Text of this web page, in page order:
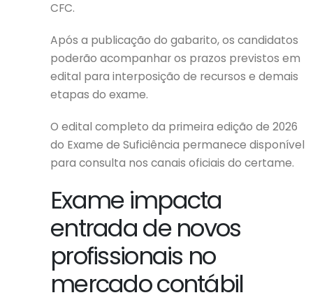
CFC.
Após a publicação do gabarito, os candidatos
poderão acompanhar os prazos previstos em
edital para interposição de recursos e demais
etapas do exame.
O edital completo da primeira edição de 2026
do Exame de Suficiência permanece disponível
para consulta nos canais oficiais do certame.
Exame impacta
entrada de novos
profissionais no
mercado contábil